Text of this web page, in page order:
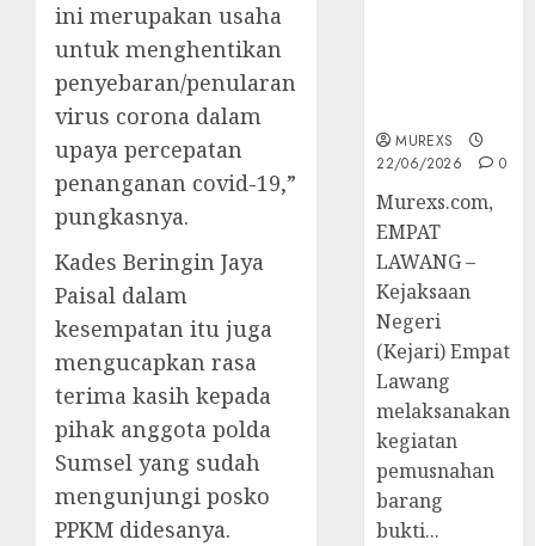
ini merupakan usaha
untuk menghentikan
penyebaran/penularan
virus corona dalam
upaya percepatan
penanganan covid-19,”
pungkasnya.
Kades Beringin Jaya
Paisal dalam
kesempatan itu juga
mengucapkan rasa
terima kasih kepada
pihak anggota polda
Sumsel yang sudah
mengunjungi posko
PPKM didesanya.
MUREXS
22/06/2026
0
‎Murexs.com,
EMPAT
LAWANG –
Kejaksaan
Negeri
(Kejari) Empat
Lawang
melaksanakan
kegiatan
pemusnahan
barang
bukti...